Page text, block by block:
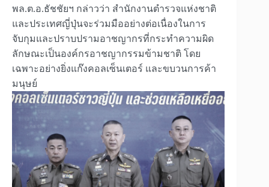
พล.ต.อ.ธัชชัยฯ กล่าวว่า สำนักงานตำรวจแห่งชาติ
และประเทศญี่ปุ่นจะร่วมมืออย่างต่อเนื่องในการ
จับกุมและปราบปรามอาชญากรที่กระทำความผิด
ลักษณะเป็นองค์กรอาชญากรรมข้ามชาติ โดย
เฉพาะอย่างยิ่งแก๊งคอลเซ็นเตอร์ และขบวนการค้า
มนุษย์